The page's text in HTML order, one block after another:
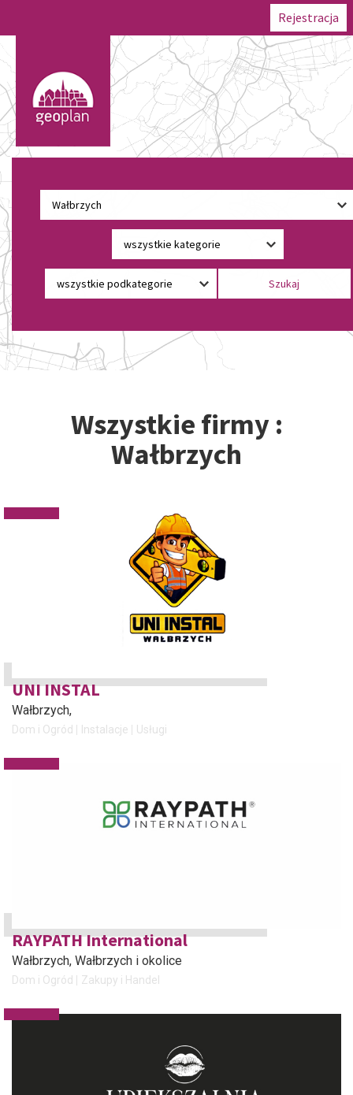
Rejestracja
Wszystkie firmy :
Wałbrzych
UNI INSTAL
Wałbrzych,
Dom i Ogród Instalacje Usługi
RAYPATH International
Wałbrzych, Wałbrzych i okolice
Dom i Ogród Zakupy i Handel